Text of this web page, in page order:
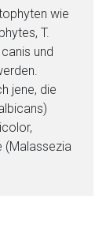
wie
T.
und
jene, die
(Malassezia
externe Web-
ggf. andere